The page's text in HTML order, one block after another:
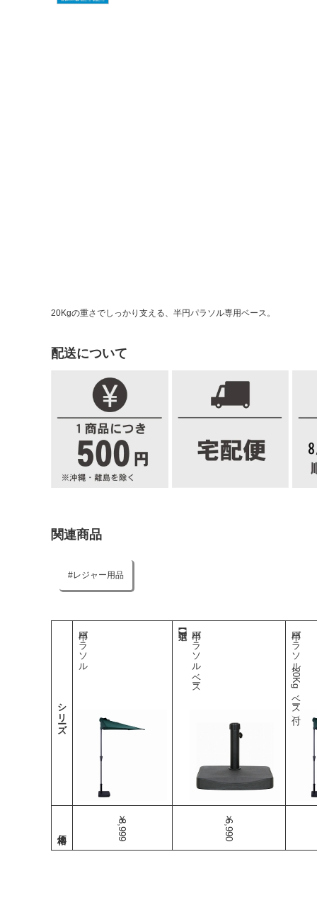
20Kgの重さでしっかり支える、半円パラソル専用ベース。
配送について
関連商品
レジャー用品
シリーズ
半円パラソル
￥8,999
半円パラソルベース
￥6,990
半円パラソル（20Kgベース付）